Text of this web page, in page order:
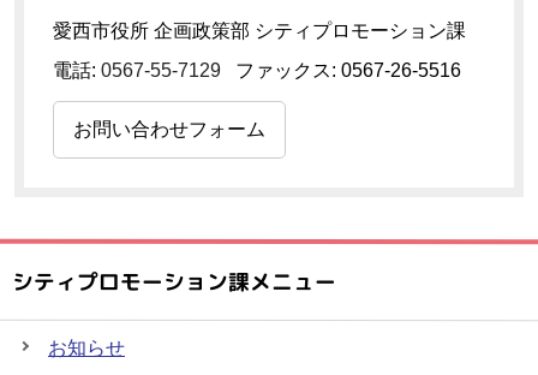
愛西市役所 企画政策部 シティプロモーション課
電話: 0567-55-7129 ファックス: 0567-26-5516
お問い合わせフォーム
シティプロモーション課メニュー
お知らせ